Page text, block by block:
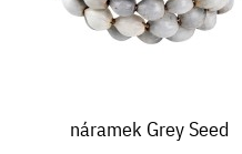
náramek Grey Seed